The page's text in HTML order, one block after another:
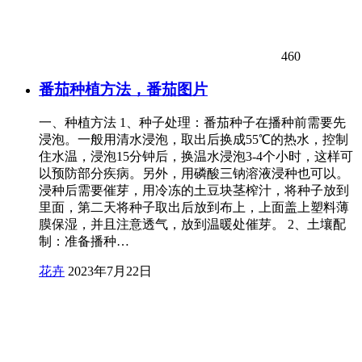
460
番茄种植方法，番茄图片
一、种植方法 1、种子处理：番茄种子在播种前需要先
浸泡。一般用清水浸泡，取出后换成55℃的热水，控制
住水温，浸泡15分钟后，换温水浸泡3-4个小时，这样可
以预防部分疾病。另外，用磷酸三钠溶液浸种也可以。
浸种后需要催芽，用冷冻的土豆块茎榨汁，将种子放到
里面，第二天将种子取出后放到布上，上面盖上塑料薄
膜保湿，并且注意透气，放到温暖处催芽。 2、土壤配
制：准备播种…
花卉 2023年7月22日